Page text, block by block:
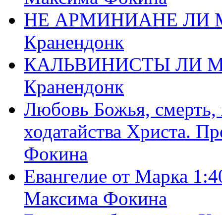
НЕ АРМИНИАНЕ ЛИ
Кранендонк
КАЛЬВИНИСТЫ ЛИ
Кранендонк
Любовь Божья, смерть,
ходатайства Христа.
Фокина
Евангелие от Марка
Максима Фокина